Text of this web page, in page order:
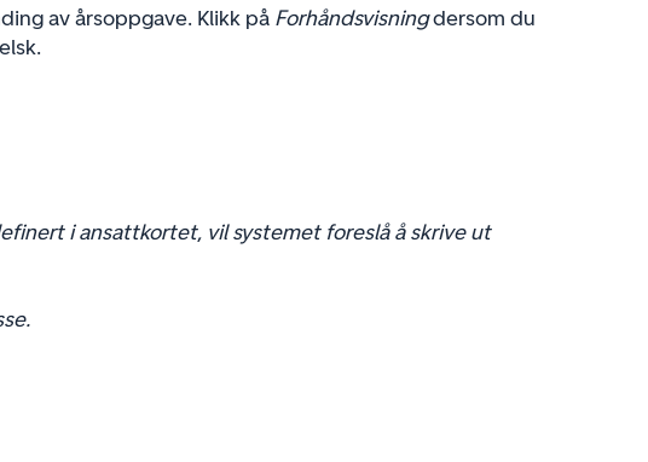
av årsoppgave. Klikk på Forhåndsvisningdersom du
i ansattkortet, vil systemet foreslå å skrive ut